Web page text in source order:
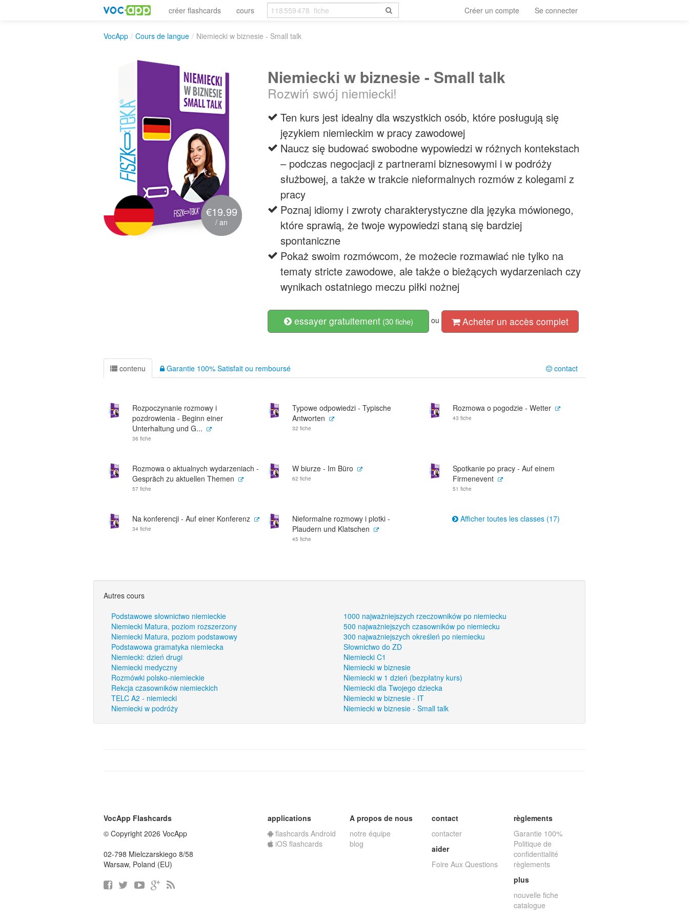
créer flashcards cours Créer un compte Se connecter
VocApp / Cours de langue / Niemiecki w biznesie - Small talk
€19.99
/ an
Niemiecki w biznesie - Small talk
Rozwiń swój niemiecki!
Ten kurs jest idealny dla wszystkich osób, które posługują się
językiem niemieckim w pracy zawodowej
Naucz się budować swobodne wypowiedzi w różnych kontekstach
– podczas negocjacji z partnerami biznesowymi i w podróży
służbowej, a także w trakcie nieformalnych rozmów z kolegami z
pracy
Poznaj idiomy i zwroty charakterystyczne dla języka mówionego,
które sprawią, że twoje wypowiedzi staną się bardziej
spontaniczne
Pokaż swoim rozmówcom, że możecie rozmawiać nie tylko na
tematy stricte zawodowe, ale także o bieżących wydarzeniach czy
wynikach ostatniego meczu piłki nożnej
essayer gratuitement(30 fiche) ou Acheter un accès complet
contenu Garantie 100% Satisfait ou remboursé contact
Rozpoczynanie rozmowy i
pozdrowienia - Beginn einer
Unterhaltung und G...
36 fiche
Typowe odpowiedzi - Typische
Antworten
32 fiche
Rozmowa o pogodzie - Wetter
43 fiche
Rozmowa o aktualnych wydarzeniach -
Gespräch zu aktuellen Themen
57 fiche
W biurze - Im Büro
62 fiche
Spotkanie po pracy - Auf einem
Firmenevent
51 fiche
Na konferencji - Auf einer Konferenz
34 fiche
Nieformalne rozmowy i plotki -
Plaudern und Klatschen
45 fiche
Afficher toutes les classes (17)
Autres cours
Podstawowe słownictwo niemieckie
1000 najważniejszych rzeczowników po niemiecku
Niemiecki Matura, poziom rozszerzony
500 najważniejszych czasowników po niemiecku
Niemiecki Matura, poziom podstawowy
300 najważniejszych określeń po niemiecku
Podstawowa gramatyka niemiecka
Słownictwo do ZD
Niemiecki: dzień drugi
Niemiecki C1
Niemiecki medyczny
Niemiecki w biznesie
Rozmówki polsko-niemieckie
Niemiecki w 1 dzień (bezpłatny kurs)
Rekcja czasowników niemieckich
Niemiecki dla Twojego dziecka
TELC A2 - niemiecki
Niemiecki w biznesie - IT
Niemiecki w podróży
Niemiecki w biznesie - Small talk
VocApp Flashcards
© Copyright 2026 VocApp
02-798 Mielczarskiego 8/58
Warsaw, Poland (EU)
applications
flashcards Android
iOS flashcards
A propos de nous
notre équipe
blog
contact
contacter
aider
Foire Aux Questions
règlements
Garantie 100%
Politique de
confidentialité
règlements
plus
nouvelle fiche
catalogue